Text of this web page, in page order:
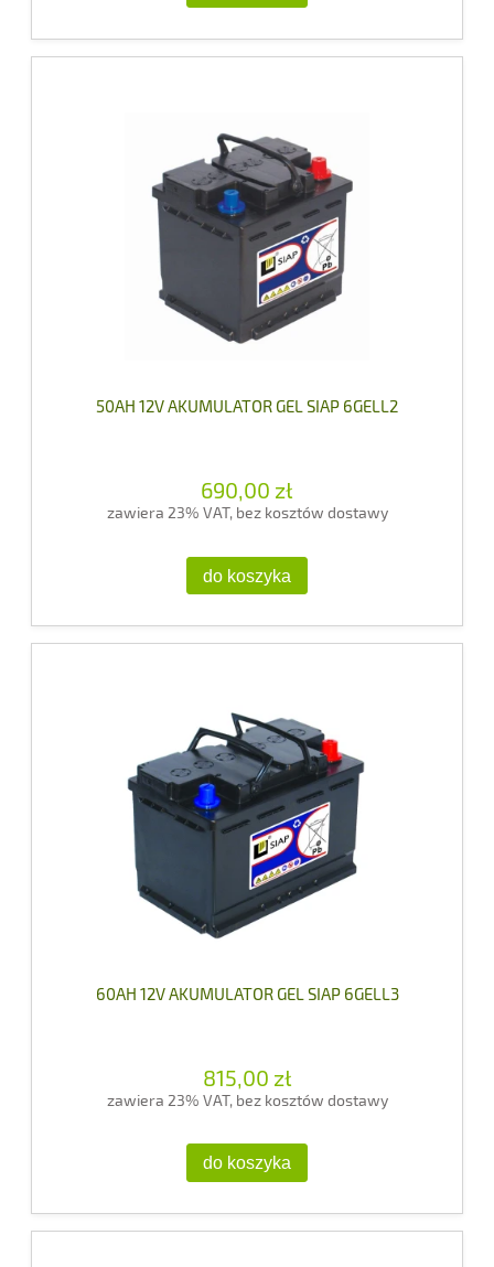
50AH 12V AKUMULATOR GEL SIAP 6GELL2
690,00 zł
zawiera 23% VAT, bez kosztów dostawy
do koszyka
60AH 12V AKUMULATOR GEL SIAP 6GELL3
815,00 zł
zawiera 23% VAT, bez kosztów dostawy
do koszyka